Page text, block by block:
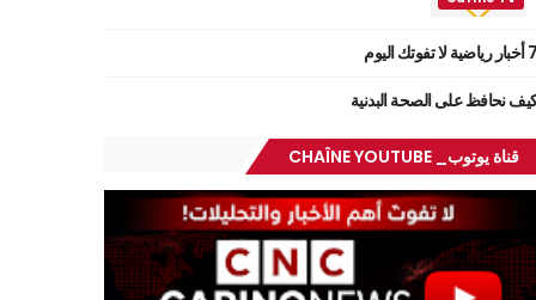
7 أخبار رياضية لا تفوتك اليوم
نحافظ على الصحة البدنية
قناة يوتوب_ CHAÎNE YOUTUBE